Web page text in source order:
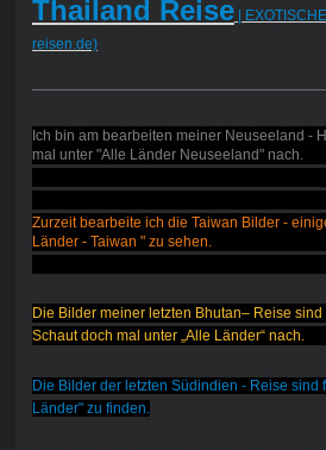
Thailand Reise|
reisen.de)
Ich bin am bearbeiten meiner Neuseeland -
mal unter "Alle Länder Neuseeland" nach.
Zurzeit bearbeite ich die Taiwan Bilder -
Länder - Taiwan " zu sehen.
Die Bilder meiner letzten Bhutan– Reise
Schaut doch mal unter „Alle Länder“ nach.
Die Bilder der letzten Südindien - Reise sind
Länder" zu finden.